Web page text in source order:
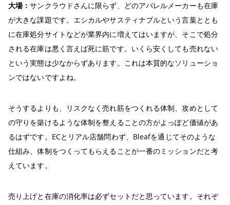
大場：サンクラウドさんに限らず、どのアパレルメーカーも在庫
が大きな課題です。エシカルやサスティナブルという言葉ととも
に在庫処分サイトなどが業界内に増えてはいますが、そこで処分
される在庫は悪く言えば死に筋です。いくら安くしても売れない
という実態は少なからずあります。これは本質的なソリューショ
ンではないですよね。
そうするよりも、リスクなく売れ筋をつくれる体制、攻めとして
の守りを築けるような体制を整えることの方がよっぽど価値があ
るはずです。ECとリアル店舗問わず、Bleafを通じてそのような
仕組み、体制をつくってもらえることが一番のミッションだと考
えています。
売り上げと在庫の消化率は必ずセットだと思っています。それぞ